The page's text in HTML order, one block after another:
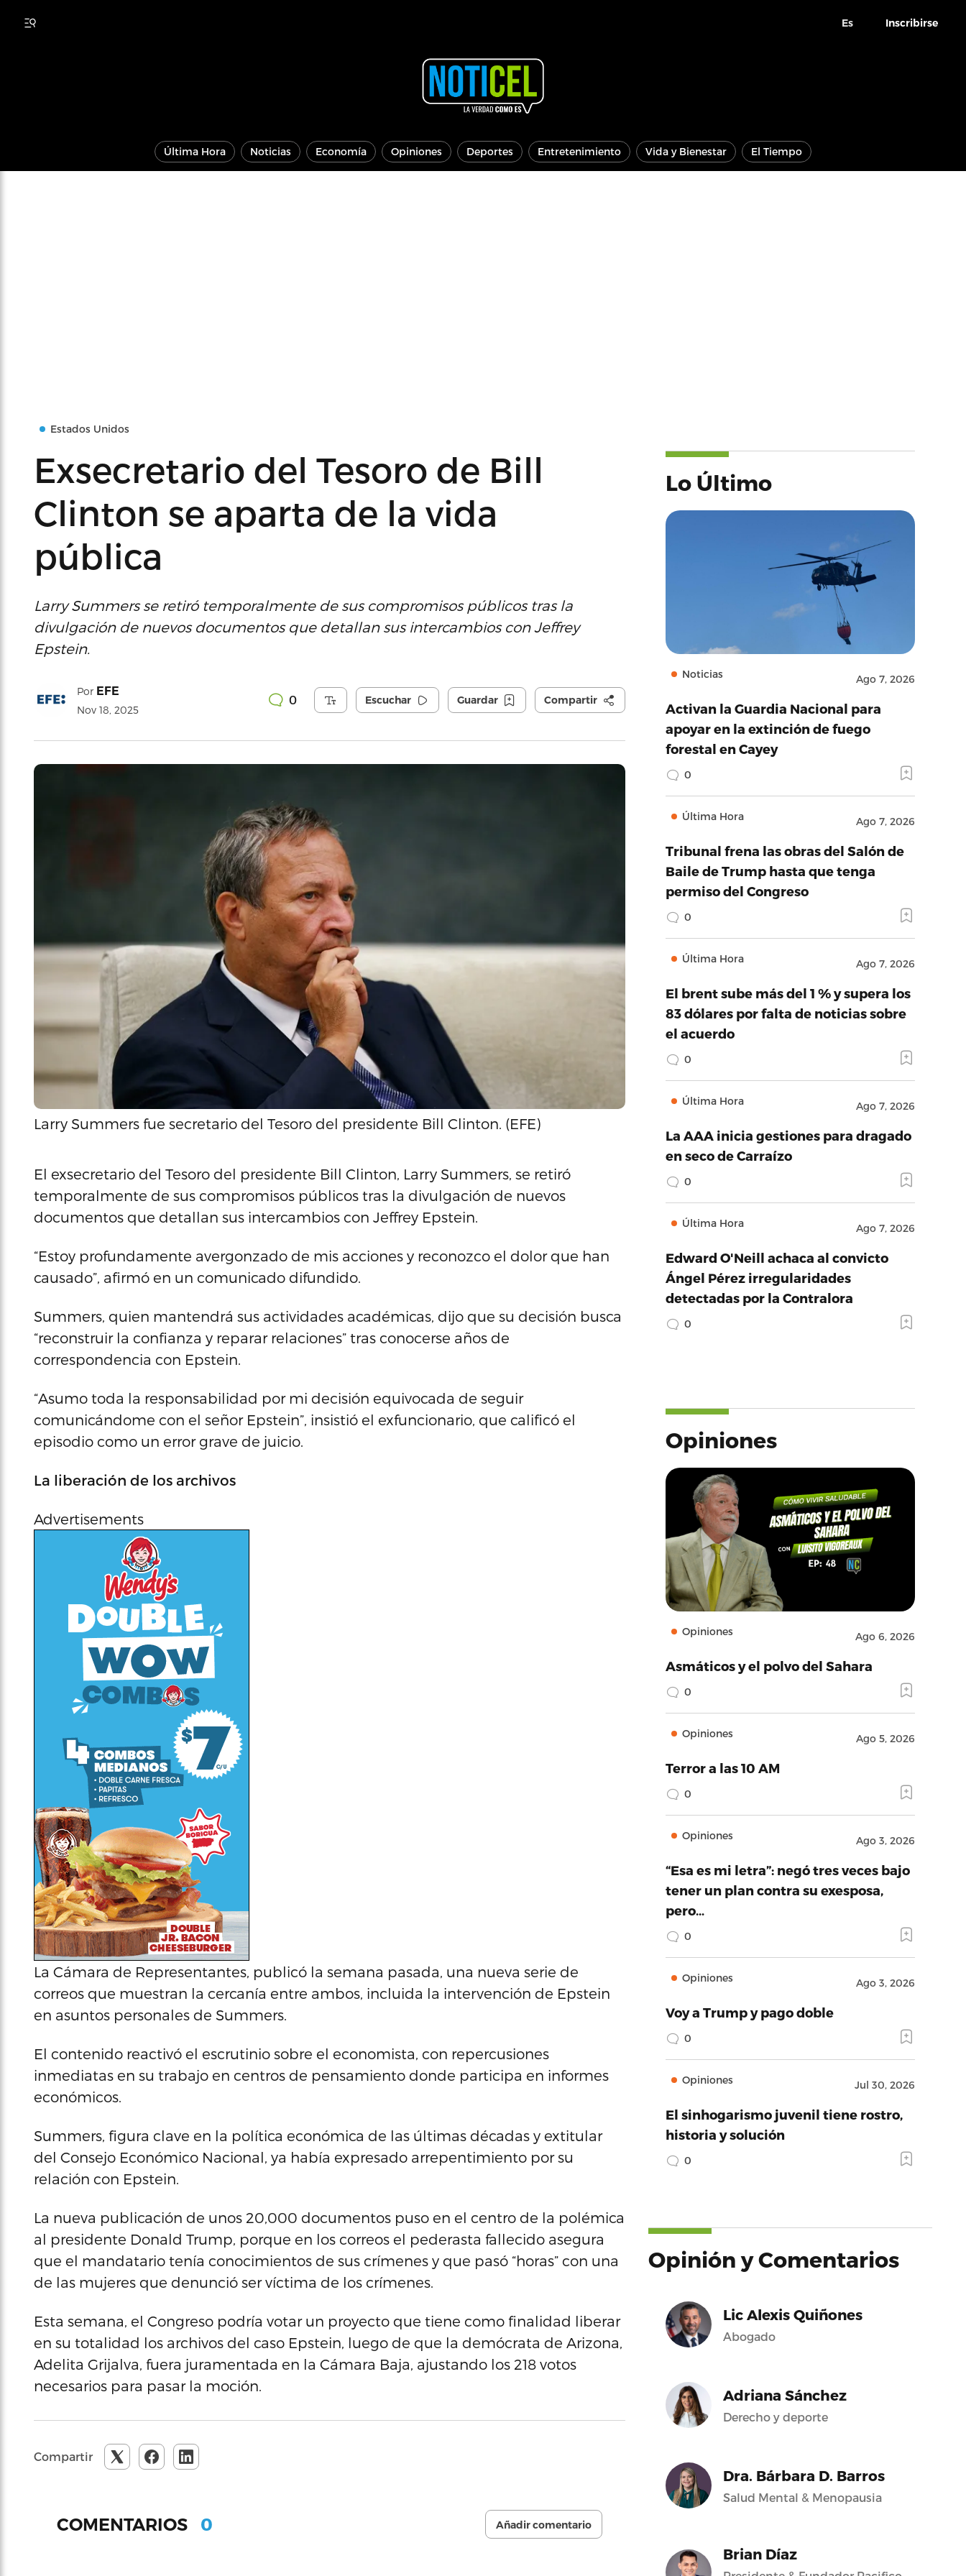
Es Inscribirse
Última Hora Noticias Economía Opiniones Deportes Entretenimiento Vida y Bienestar El Tiempo
Estados Unidos
Exsecretario del Tesoro de Bill
Clinton se aparta de la vida
pública
Larry Summers se retiró temporalmente de sus compromisos públicos tras la
divulgación de nuevos documentos que detallan sus intercambios con Jeffrey
Epstein.
Por EFE
Nov 18, 2025
0 Escuchar Guardar Compartir
Larry Summers fue secretario del Tesoro del presidente Bill Clinton. (EFE)
El exsecretario del Tesoro del presidente Bill Clinton, Larry Summers, se retiró
temporalmente de sus compromisos públicos tras la divulgación de nuevos
documentos que detallan sus intercambios con Jeffrey Epstein.
“Estoy profundamente avergonzado de mis acciones y reconozco el dolor que han
causado”, afirmó en un comunicado difundido.
Summers, quien mantendrá sus actividades académicas, dijo que su decisión busca
“reconstruir la confianza y reparar relaciones” tras conocerse años de
correspondencia con Epstein.
“Asumo toda la responsabilidad por mi decisión equivocada de seguir
comunicándome con el señor Epstein”, insistió el exfuncionario, que calificó el
episodio como un error grave de juicio.
La liberación de los archivos
Advertisements
La Cámara de Representantes, publicó la semana pasada, una nueva serie de
correos que muestran la cercanía entre ambos, incluida la intervención de Epstein
en asuntos personales de Summers.
El contenido reactivó el escrutinio sobre el economista, con repercusiones
inmediatas en su trabajo en centros de pensamiento donde participa en informes
económicos.
Summers, figura clave en la política económica de las últimas décadas y extitular
del Consejo Económico Nacional, ya había expresado arrepentimiento por su
relación con Epstein.
La nueva publicación de unos 20,000 documentos puso en el centro de la polémica
al presidente Donald Trump, porque en los correos el pederasta fallecido asegura
que el mandatario tenía conocimientos de sus crímenes y que pasó “horas” con una
de las mujeres que denunció ser víctima de los crímenes.
Esta semana, el Congreso podría votar un proyecto que tiene como finalidad liberar
en su totalidad los archivos del caso Epstein, luego de que la demócrata de Arizona,
Adelita Grijalva, fuera juramentada en la Cámara Baja, ajustando los 218 votos
necesarios para pasar la moción.
Compartir
COMENTARIOS 0 Añadir comentario
Lo Último
Noticias Ago 7, 2026
Activan la Guardia Nacional para
apoyar en la extinción de fuego
forestal en Cayey
0
Última Hora Ago 7, 2026
Tribunal frena las obras del Salón de
Baile de Trump hasta que tenga
permiso del Congreso
0
Última Hora Ago 7, 2026
El brent sube más del 1 % y supera los
83 dólares por falta de noticias sobre
el acuerdo
0
Última Hora Ago 7, 2026
La AAA inicia gestiones para dragado
en seco de Carraízo
0
Última Hora Ago 7, 2026
Edward O'Neill achaca al convicto
Ángel Pérez irregularidades
detectadas por la Contralora
0
Opiniones
Opiniones Ago 6, 2026
Asmáticos y el polvo del Sahara
0
Opiniones Ago 5, 2026
Terror a las 10 AM
0
Opiniones Ago 3, 2026
“Esa es mi letra”: negó tres veces bajo
tener un plan contra su exesposa,
pero…
0
Opiniones Ago 3, 2026
Voy a Trump y pago doble
0
Opiniones Jul 30, 2026
El sinhogarismo juvenil tiene rostro,
historia y solución
0
Opinión y Comentarios
Lic Alexis Quiñones
Abogado
Adriana Sánchez
Derecho y deporte
Dra. Bárbara D. Barros
Salud Mental & Menopausia
Brian Díaz